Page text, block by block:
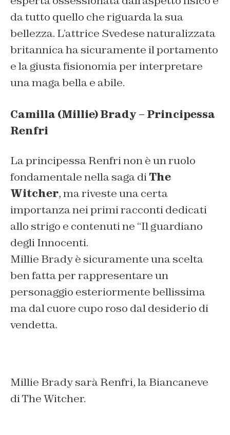
da tutto quello che riguarda la sua
bellezza. L’attrice Svedese naturalizzata
britannica ha sicuramente il portamento
e la giusta fisionomia per interpretare
una maga bella e abile.
Camilla (Millie) Brady – Principessa
Renfri
La principessa Renfri non è un ruolo
fondamentale nella saga diThe
Witcher, ma riveste una certa
importanza nei primi racconti dedicati
allo strigo e contenuti ne “Il guardiano
degli Innocenti.
Millie Brady è sicuramente una scelta
ben fatta per rappresentare un
personaggio esteriormente bellissima
ma dal cuore cupo roso dal desiderio di
vendetta.
Millie Brady sarà Renfri, la Biancaneve
di The Witcher.